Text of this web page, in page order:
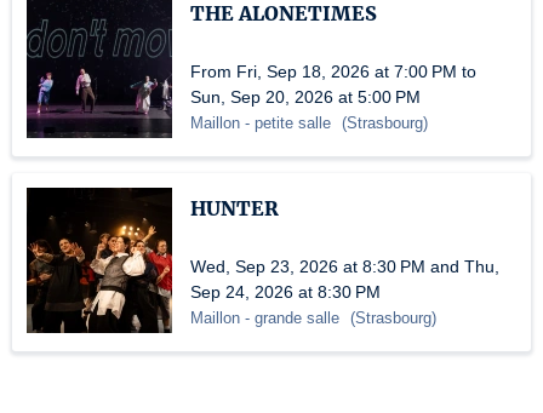
THE ALONETIMES
From Fri, Sep 18, 2026 at 7:00 PM to
Sun, Sep 20, 2026 at 5:00 PM
Maillon - petite salle (Strasbourg)
HUNTER
Wed, Sep 23, 2026 at 8:30 PM and Thu,
Sep 24, 2026 at 8:30 PM
Maillon - grande salle (Strasbourg)